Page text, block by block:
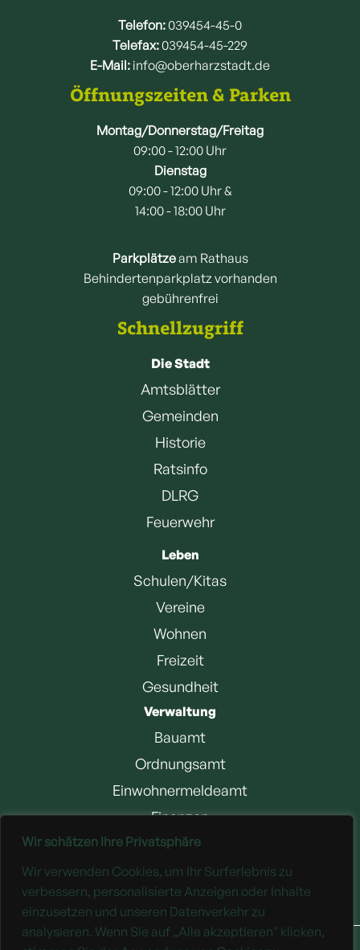
Wir schätzen Ihre Privatsphäre
Wir verwenden Cookies, um Ihr Surferlebnis zu
verbessern, personalisierte Anzeigen oder Inhalte
einzusetzen und unseren Datenverkehr zu
analysieren. Wenn Sie auf „Alle akzeptieren" klicken,
Telefon:039454-45-0
Telefax:039454-45-229
E-Mail: info@oberharzstadt.de
Öffnungszeiten & Parken
Montag/Donnerstag/Freitag
09:00 - 12:00 Uhr
Dienstag
09:00 - 12:00 Uhr &
14:00 - 18:00 Uhr
Parkplätzeam Rathaus
Behindertenparkplatz vorhanden
gebührenfrei
Schnellzugriff
Die Stadt
Amtsblätter
Gemeinden
Historie
Ratsinfo
DLRG
Feuerwehr
Leben
Schulen/Kitas
Vereine
Wohnen
Freizeit
Gesundheit
Verwaltung
Bauamt
Ordnungsamt
Einwohnermeldeamt
Finanzen
Jobangebote
Downloads